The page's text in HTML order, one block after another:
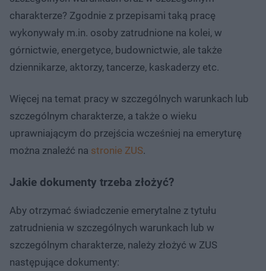
charakterze? Zgodnie z przepisami taką pracę
wykonywały m.in. osoby zatrudnione na kolei, w
górnictwie, energetyce, budownictwie, ale także
dziennikarze, aktorzy, tancerze, kaskaderzy etc.
Więcej na temat pracy w szczególnych warunkach lub
szczególnym charakterze, a także o wieku
uprawniającym do przejścia wcześniej na emeryturę
można znaleźć na stronie ZUS.
Jakie dokumenty trzeba złożyć?
Aby otrzymać świadczenie emerytalne z tytułu
zatrudnienia w szczególnych warunkach lub w
szczególnym charakterze, należy złożyć w ZUS
następujące dokumenty: